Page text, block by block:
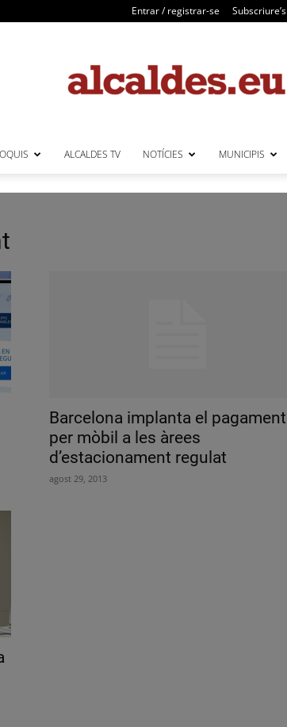
Entrar / registrar-se Subscriure’s
ALCALDES TV NOTÍCIES MUNICIPIS
Barcelona implanta el pagament
per mòbil a les àrees
d’estacionament regulat
agost 29, 2013